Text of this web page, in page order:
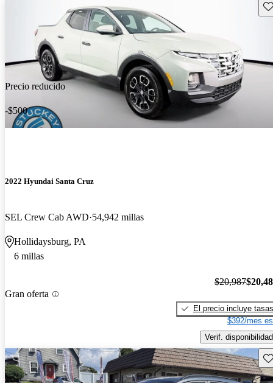
Precio reducido
-$500
2022 Hyundai Santa Cruz
SEL Crew Cab AWD 54,942 millas
Hollidaysburg, PA
6 millas
Gran oferta
$20,987
El precio incluye tasas
$392/mes
Verif. disponibilidad